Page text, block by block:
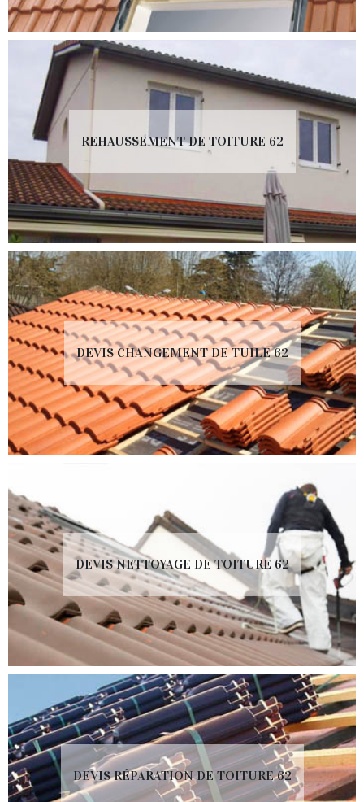
REHAUSSEMENT DE TOITURE 62
DEVIS CHANGEMENT DE TUILE 62
DEVIS NETTOYAGE DE TOITURE 62
DEVIS RÉPARATION DE TOITURE 62